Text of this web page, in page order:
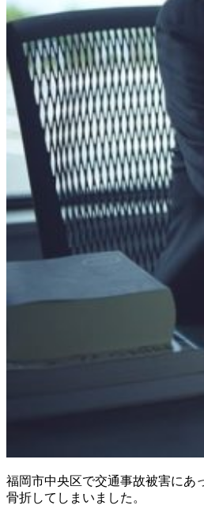
福岡市中央区で交通事故被害にあ
骨折してしまいました。